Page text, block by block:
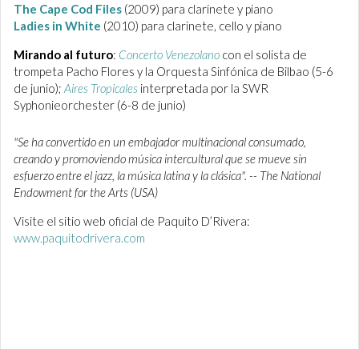
The Cape Cod Files (2009) para clarinete y piano
Ladies in White (2010) para clarinete, cello y piano
Mirando al futuro: Concerto Venezolano con el solista de
trompeta Pacho Flores y la Orquesta Sinfónica de Bilbao (5-6
de junio); Aires Tropicales interpretada por la SWR
Syphonieorchester (6-8 de junio)
"Se ha convertido en un embajador multinacional consumado,
creando y promoviendo música intercultural que se mueve sin
esfuerzo entre el jazz, la música latina y la clásica". -- The National
Endowment for the Arts (USA)
Visite el sitio web oficial de Paquito D’Rivera:
www.paquitodrivera.com